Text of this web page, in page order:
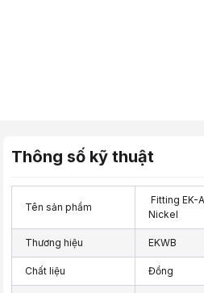
Thông số kỹ thuật
Tên sản phẩm
Fitting EK-
Nickel
Thương hiệu EKWB
Chất liệu Đồng